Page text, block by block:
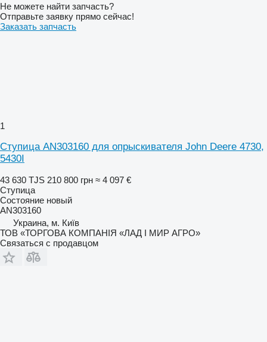
Не можете найти запчасть?
Отправьте заявку прямо сейчас!
Заказать запчасть
1
Ступица AN303160 для опрыскивателя John Deere 4730,
5430I
43 630 TJS 210 800 грн ≈ 4 097 €
Ступица
Состояние новый
AN303160
Украина, м. Київ
ТОВ «ТОРГОВА КОМПАНІЯ «ЛАД І МИР АГРО»
Связаться с продавцом